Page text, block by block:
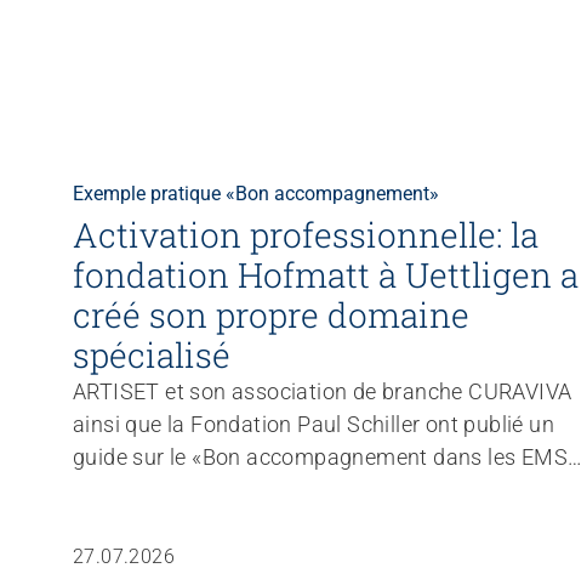
Exemple pratique «Bon accompagnement»
Activation professionnelle: la
fondation Hofmatt à Uettligen a
créé son propre domaine
spécialisé
ARTISET et son association de branche CURAVIVA
ainsi que la Fondation Paul Schiller ont publié un
guide sur le «Bon accompagnement dans les EMS».
la pratique, des représentant·es des organisations
27.07.2026